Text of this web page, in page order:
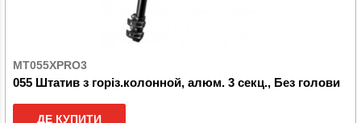
MT055XPRO3
055 Штатив з горіз.колонной, алюм. 3 секц., Без голови
ДЕ КУПИТИ